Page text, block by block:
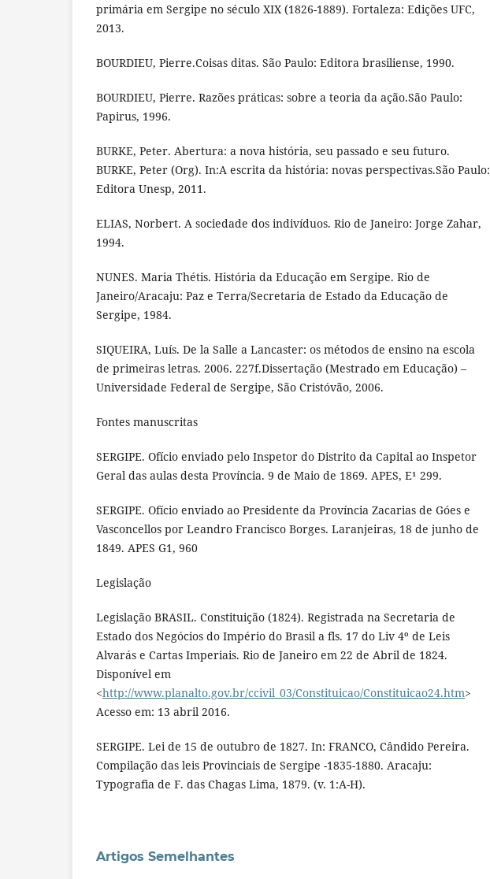
primária em Sergipe no século XIX (1826-1889). Fortaleza: Edições UFC,
2013.
BOURDIEU, Pierre.Coisas ditas. São Paulo: Editora brasiliense, 1990.
BOURDIEU, Pierre. Razões práticas: sobre a teoria da ação.São Paulo:
Papirus, 1996.
BURKE, Peter. Abertura: a nova história, seu passado e seu futuro.
BURKE, Peter (Org). In:A escrita da história: novas perspectivas.São Paulo:
Editora Unesp, 2011.
ELIAS, Norbert. A sociedade dos indivíduos. Rio de Janeiro: Jorge Zahar,
1994.
NUNES. Maria Thétis. História da Educação em Sergipe. Rio de
Janeiro/Aracaju: Paz e Terra/Secretaria de Estado da Educação de
Sergipe, 1984.
SIQUEIRA, Luís. De la Salle a Lancaster: os métodos de ensino na escola
de primeiras letras. 2006. 227f.Dissertação (Mestrado em Educação) –
Universidade Federal de Sergipe, São Cristóvão, 2006.
Fontes manuscritas
SERGIPE. Ofício enviado pelo Inspetor do Distrito da Capital ao Inspetor
Geral das aulas desta Província. 9 de Maio de 1869. APES, E¹ 299.
SERGIPE. Ofício enviado ao Presidente da Província Zacarias de Góes e
Vasconcellos por Leandro Francisco Borges. Laranjeiras, 18 de junho de
1849. APES G1, 960
Legislação
Legislação BRASIL. Constituição (1824). Registrada na Secretaria de
Estado dos Negócios do Império do Brasil a fls. 17 do Liv 4º de Leis
Alvarás e Cartas Imperiais. Rio de Janeiro em 22 de Abril de 1824.
Disponível em
<http://www.planalto.gov.br/ccivil_03/Constituicao/Constituicao24.htm>
Acesso em: 13 abril 2016.
SERGIPE. Lei de 15 de outubro de 1827. In: FRANCO, Cândido Pereira.
Compilação das leis Provinciais de Sergipe -1835-1880. Aracaju:
Typografia de F. das Chagas Lima, 1879. (v. 1:A-H).
Artigos Semelhantes